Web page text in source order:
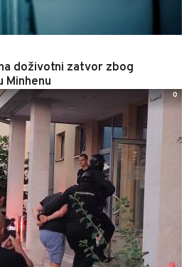
doživotni zatvor zbog
Minhenu
0